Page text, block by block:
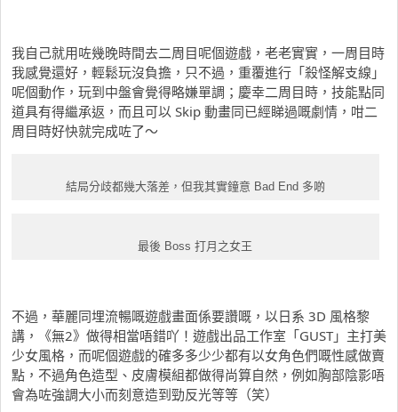
我自己就用咗幾晚時間去二周目呢個遊戲，老老實實，一周目時
我感覺還好，輕鬆玩沒負擔，只不過，重覆進行「殺怪解支線」
呢個動作，玩到中盤會覺得略嫌單調；慶幸二周目時，技能點同
道具有得繼承返，而且可以 Skip 動畫同已經睇過嘅劇情，咁二
周目時好快就完成咗了～
結局分歧都幾大落差，但我其實鐘意 Bad End 多啲
最後 Boss 打月之女王
不過，華麗同埋流暢嘅遊戲畫面係要讚嘅，以日系 3D 風格黎
講，《無2》做得相當唔錯吖！遊戲出品工作室「GUST」主打美
少女風格，而呢個遊戲的確多多少少都有以女角色們嘅性感做賣
點，不過角色造型、皮膚模組都做得尚算自然，例如胸部陰影唔
會為咗強調大小而刻意造到勁反光等等（笑）